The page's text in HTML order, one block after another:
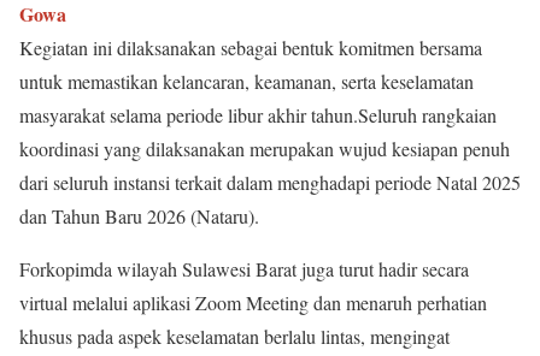
Gowa
Kegiatan ini dilaksanakan sebagai bentuk komitmen bersama
untuk memastikan kelancaran, keamanan, serta keselamatan
masyarakat selama periode libur akhir tahun.Seluruh rangkaian
koordinasi yang dilaksanakan merupakan wujud kesiapan penuh
dari seluruh instansi terkait dalam menghadapi periode Natal 2025
dan Tahun Baru 2026 (Nataru).
Forkopimda wilayah Sulawesi Barat juga turut hadir secara
virtual melalui aplikasi Zoom Meeting dan menaruh perhatian
khusus pada aspek keselamatan berlalu lintas, mengingat